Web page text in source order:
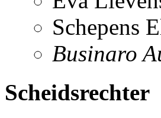
Schepens
Businaro
Scheidsrechter